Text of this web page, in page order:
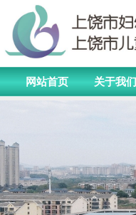
网站首页 关于我们